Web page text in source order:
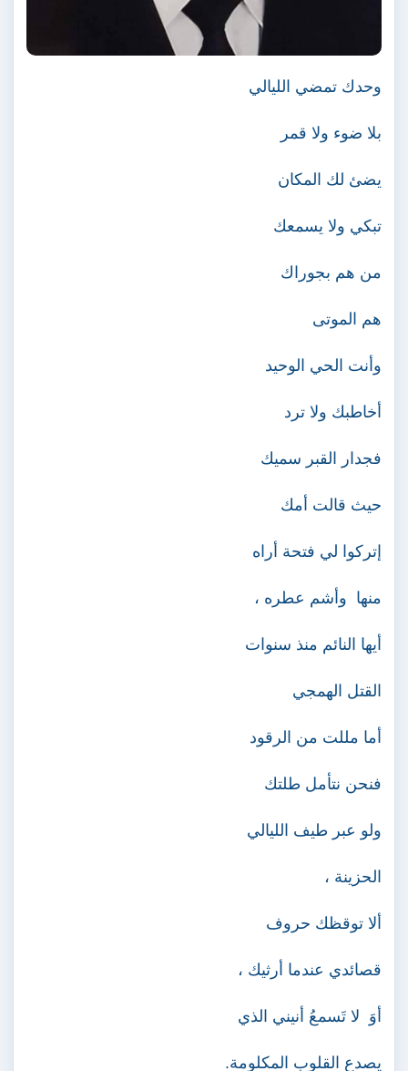
وحدك تمضي الليالي
بلا ضوء ولا قمر
يضئ لك المكان
تبكي ولا يسمعك
من هم بجوراك
هم الموتى
وأنت الحي الوحيد
أخاطبك ولا ترد
فجدار القبر سميك
حيث قالت أمك
إتركوا لي فتحة أراه
منها وأشم عطره ،
أيها النائم منذ سنوات
القتل الهمجي
أما مللت من الرقود
فنحن نتأمل طلتك
ولو عبر طيف الليالي
الحزينة ،
ألا توقظك حروف
قصائدي عندما أرثيك ،
أوَ لا تَسمعُ أنيني الذي
يصدع القلوب المكلومة.